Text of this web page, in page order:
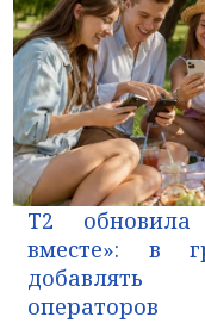
T2 обновила
вместе»: в
добавлять
операторов